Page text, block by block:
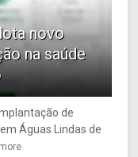
novo
na saúde
de
Águas Lindas de